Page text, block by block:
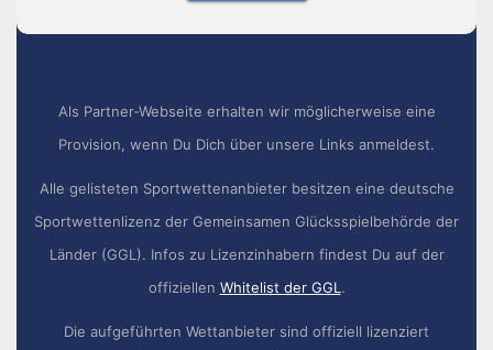
Als Partner-Webseite erhalten wir möglicherweise eine
Provision, wenn Du Dich über unsere Links anmeldest.
Alle gelisteten Sportwettenanbieter besitzen eine deutsche
Sportwettenlizenz der Gemeinsamen Glücksspielbehörde der
Länder (GGL). Infos zu Lizenzinhabern findest Du auf der
offiziellen Whitelist der GGL .
Die aufgeführten Wettanbieter sind offiziell lizenziert